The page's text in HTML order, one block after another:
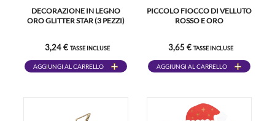
DECORAZIONE IN LEGNO
ORO GLITTER STAR (3 PEZZI)
3,24 € TASSE INCLUSE
AGGIUNGI AL CARRELLO
PICCOLO FIOCCO DI VELLUTO
ROSSO E ORO
3,65 € TASSE INCLUSE
AGGIUNGI AL CARRELLO